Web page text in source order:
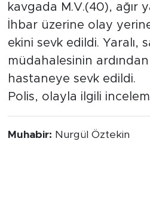
kavgada M.V.(40), ağır
İhbar üzerine olay
ekini sevk edildi. Yaralı,
müdahalesinin
hastaneye sevk edildi.
Polis, olayla ilgili
Muhabir: Nurgül Öztekin